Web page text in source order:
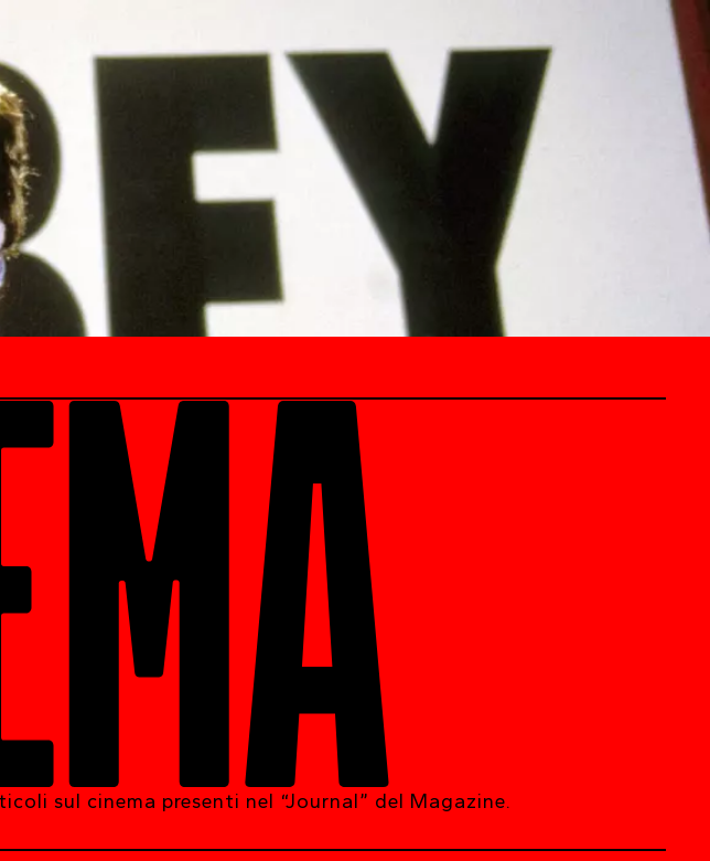
sul cinema presenti nel “Journal” del Magazine.